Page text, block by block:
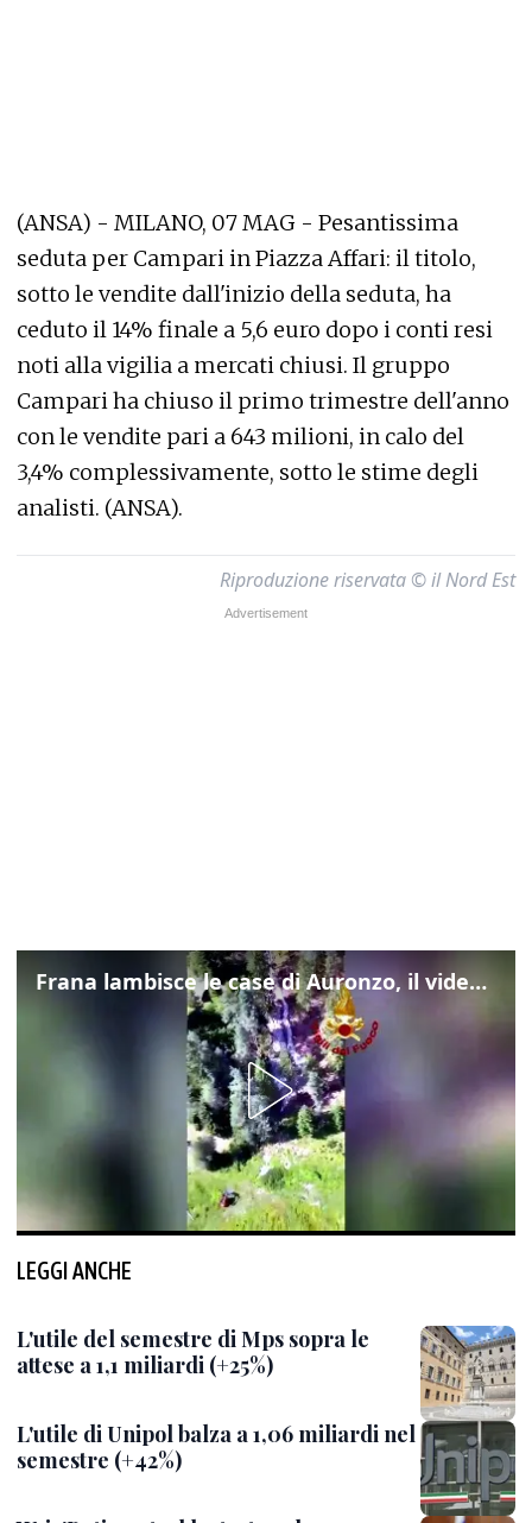
(ANSA) - MILANO, 07 MAG - Pesantissima
seduta per Campari in Piazza Affari: il titolo,
sotto le vendite dall'inizio della seduta, ha
ceduto il 14% finale a 5,6 euro dopo i conti resi
noti alla vigilia a mercati chiusi. Il gruppo
Campari ha chiuso il primo trimestre dell'anno
con le vendite pari a 643 milioni, in calo del
3,4% complessivamente, sotto le stime degli
analisti. (ANSA).
Riproduzione riservata © il Nord Est
Frana lambisce le case di Auronzo, il video dall'elicottero dei vigili del fuoco
LEGGI ANCHE
L'utile del semestre di Mps sopra le
attese a 1,1 miliardi (+25%)
L'utile di Unipol balza a 1,06 miliardi nel
semestre (+42%)